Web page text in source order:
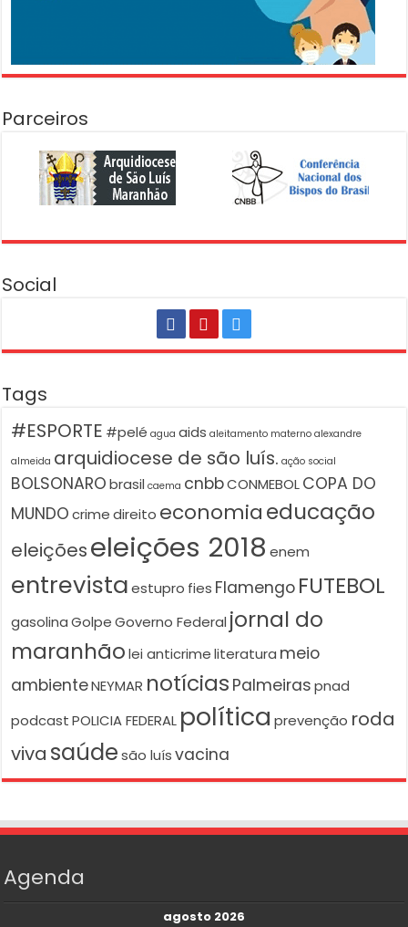
Parceiros
Social
Tags
#ESPORTE #pelé agua aids aleitamento materno alexandre
almeida arquidiocese de são luís. ação social
BOLSONARO brasil caema cnbbCONMEBOLCOPA DO
MUNDO crime direito economiaeducação
eleiçõeseleições 2018 enem
entrevista estupro fies Flamengo FUTEBOL
gasolina Golpe Governo Federal jornal do
maranhão lei anticrime literatura meio
ambienteNEYMAR notícias Palmeiras pnad
podcast POLICIA FEDERAL política prevenção roda
viva saúde são luís vacina
Agenda
agosto 2026